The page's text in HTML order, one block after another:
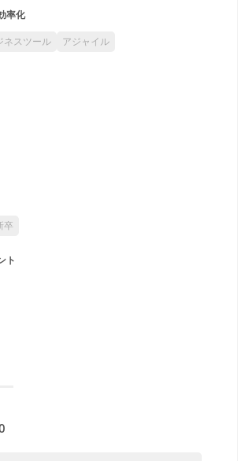
率化
ネスツール アジャイル
卒
ト